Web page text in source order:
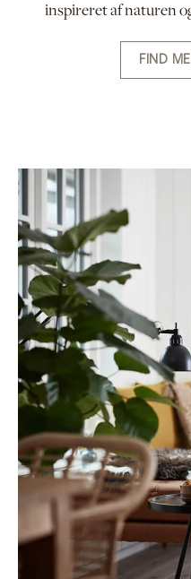
inspireret af naturen
FIND